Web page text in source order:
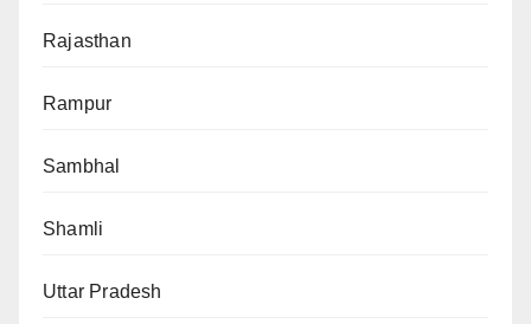
Rajasthan
Rampur
Sambhal
Shamli
Uttar Pradesh